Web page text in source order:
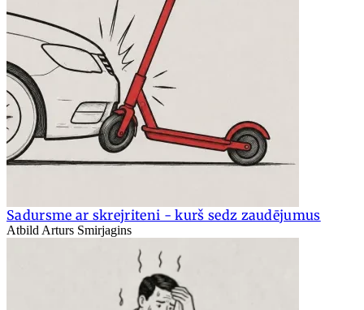
Sadursme ar skrejriteni - kurš sedz zaudējumus
Atbild Arturs Smirjagins